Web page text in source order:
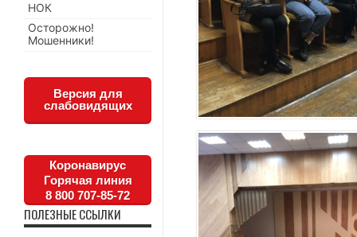
НОК
Осторожно!
Мошенники!
Версия для
слабовидящих
Коронавирус
Горячая линия
8 800 707-85-72
ПОЛЕЗНЫЕ ССЫЛКИ